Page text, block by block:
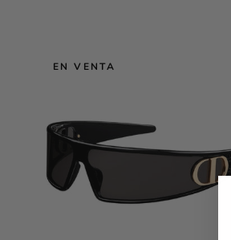
EN VENTA